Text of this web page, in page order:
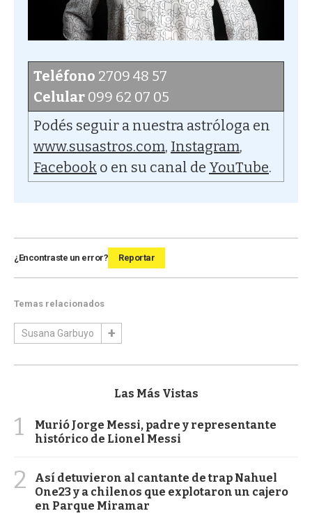
Teléfono 2709 48 57
Celular 099 62 07 05
Podés seguir a nuestra astróloga en
www.susastros.com, Instagram,
Facebook o en su canal de YouTube.
¿Encontraste un error? Reportar
Temas relacionados
Susana Garbuyo
Las Más Vistas
1
Murió Jorge Messi, padre y representante
histórico de Lionel Messi
2
Así detuvieron al cantante de trap Nahuel
One23 y a chilenos que explotaron un cajero
en Parque Miramar